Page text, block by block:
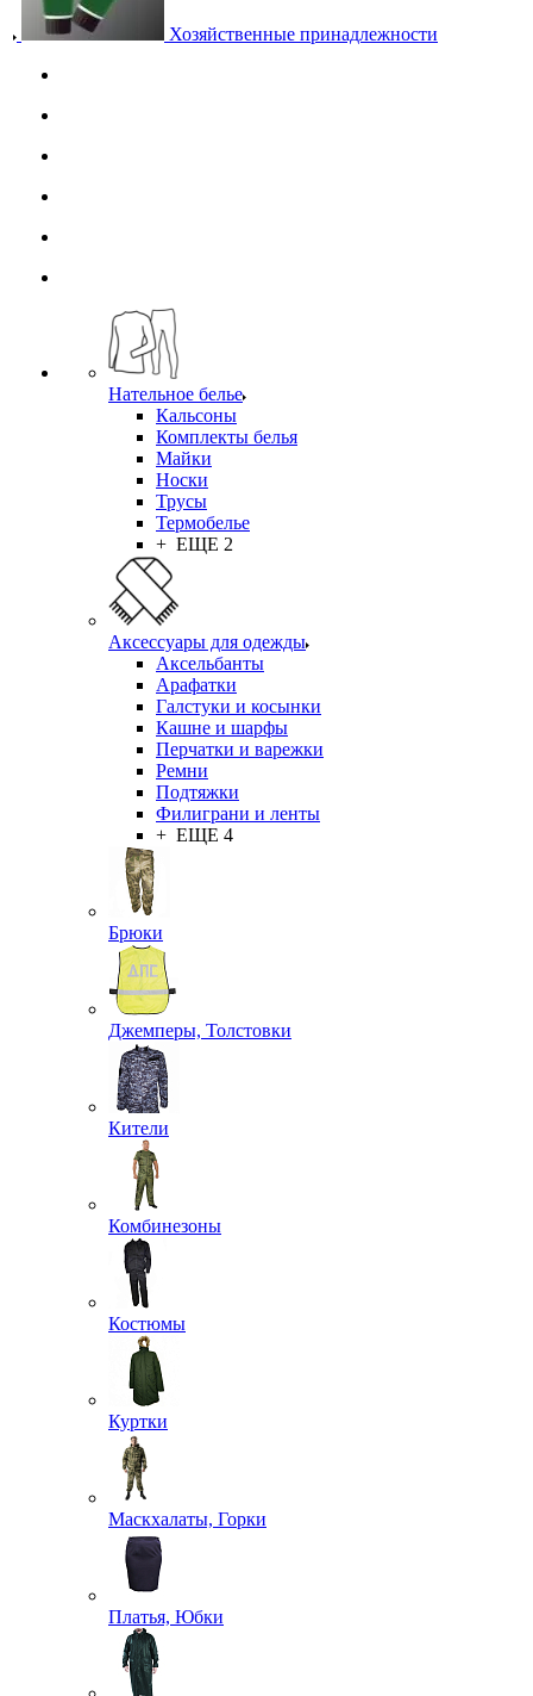
Хозяйственные принадлежности
Нательное белье
Кальсоны
Комплекты белья
Майки
Носки
Трусы
Термобелье
+ ЕЩЕ 2
Аксессуары для одежды
Аксельбанты
Арафатки
Галстуки и косынки
Кашне и шарфы
Перчатки и варежки
Ремни
Подтяжки
Филиграни и ленты
+ ЕЩЕ 4
Брюки
Джемперы, Толстовки
Кители
Комбинезоны
Костюмы
Куртки
Маскхалаты, Горки
Платья, Юбки